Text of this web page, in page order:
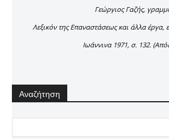
Γεώργιος Γαζής,
Λεξικόν της Επαναστάσεως και άλλα έργα,
Ιωάννινα 1971, σ. 132.
Αναζήτηση